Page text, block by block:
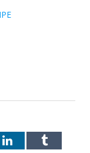
LinkedInTumblr